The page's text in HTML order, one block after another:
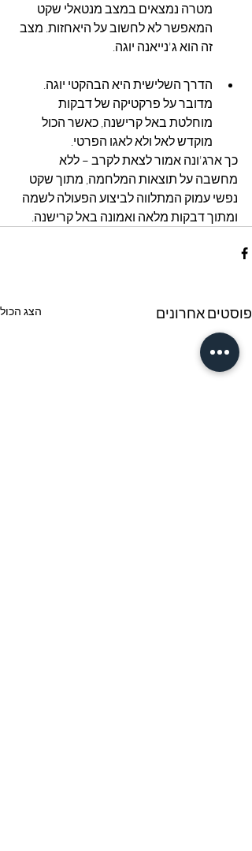
מטרה נמצאים במצב מנטאלי שקט
המאפשר לא לחשוב על היאחזות. מצב
זה הוא ג'נייאנה יוגה.
הדרך השלישית היא הבהקטי יוגה.
מדובר על פרקטיקה של דבקות
מוחלטת באל קרישנה, כאשר הכול
מוקדש לאל ולא לאגו הפרטי.
כך ארג'ונה אמור לצאת לקרב – ללא
מחשבה על תוצאות המלחמה, מתוך שקט
נפשי עמוק המתלווה לביצוע הפעולה לשמה
ומתוך דבקות מלאה ואמונה באל קרישנה.
פוסטים אחרונים הצג הכול